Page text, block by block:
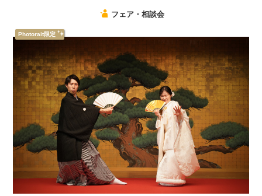
画面共有機能を使って、実際の写真データやムービー作品、お見積もり詳
細をじっくりご確認いただけるため、店舗での相談と変わらない安心感が
あります。
さらに、オンラインでのご相談完了後の来店時には、Amazonギフト券1,0
00円分プレゼント！
衣装のラインナップやロケーションスポットの提案、空き状況の確認ま
で、すべて画面越しに完結。移動時間を節約しながら、最もお得な条件で
フォトウェディングの準備を進めませんか？お二人のライフスタイルに合
わせたスマートな相談会、ぜひご予約をお待ちしております。
フェア・相談会
Photorait限定